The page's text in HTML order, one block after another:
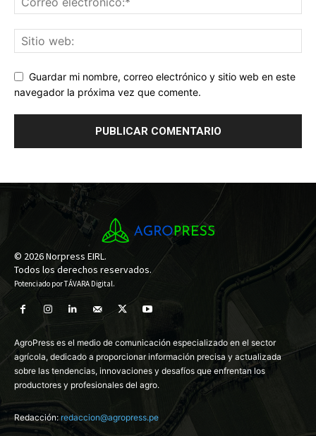
Guardar mi nombre, correo electrónico y sitio web en este
navegador la próxima vez que comente.
© 2026 Norpress EIRL.
Todos los derechos reservados.
Potenciado porTÁVARA Digital.
AgroPress es el medio de comunicación especializado en el sector
agrícola, dedicado a proporcionar información precisa y actualizada
sobre las tendencias, innovaciones y desafíos que enfrentan los
productores y profesionales del agro.
Redacción:redaccion@agropress.pe